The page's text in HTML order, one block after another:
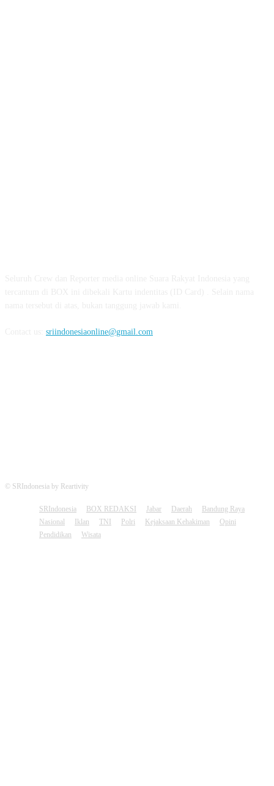
sriindonesiaonline@gmail.com
© SRIndonesia by Reartivity
SRIndonesia BOX REDAKSI Jabar Daerah
Bandung Raya
Nasional
Iklan TNI Polri Kejaksaan Kehakiman
Opini
Pendidikan
Wisata